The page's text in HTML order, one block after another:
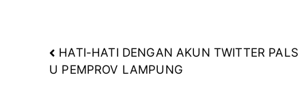
Navigasi
HATI-HATI DENGAN AKUN TWITTER PALS
U PEMPROV LAMPUNG